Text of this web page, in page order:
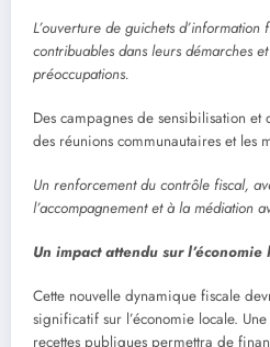
L’ouverture de guichets
contribuables dans leurs démarches
préoccupations.
Des campagnes de sensibilisation et
des réunions communautaires et les
Un renforcement du contrôle fiscal,
l’accompagnement et à la médiation
Un impact attendu sur l’économie
Cette nouvelle dynamique fiscale
significatif sur l’économie locale.
recettes publiques permettra de